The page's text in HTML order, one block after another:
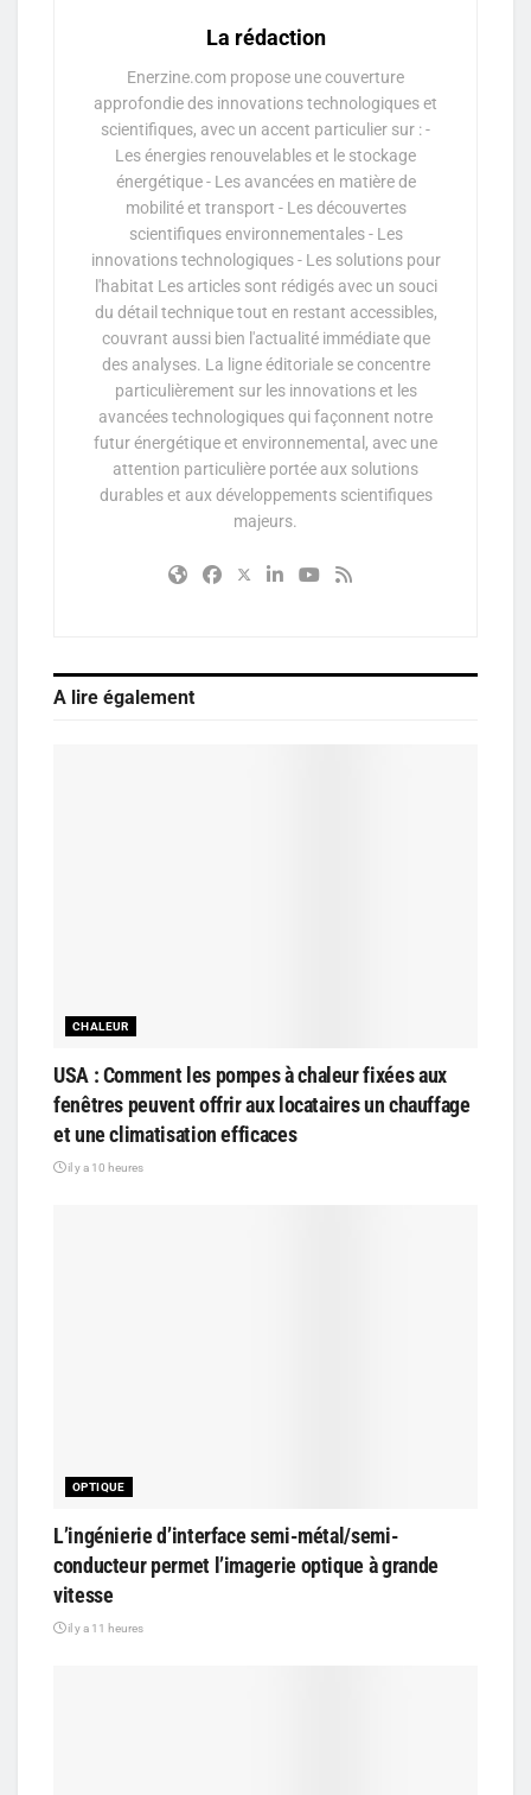
La rédaction
Enerzine.com propose une couverture
approfondie des innovations technologiques et
scientifiques, avec un accent particulier sur : -
Les énergies renouvelables et le stockage
énergétique - Les avancées en matière de
mobilité et transport - Les découvertes
scientifiques environnementales - Les
innovations technologiques - Les solutions pour
l'habitat Les articles sont rédigés avec un souci
du détail technique tout en restant accessibles,
couvrant aussi bien l'actualité immédiate que
des analyses. La ligne éditoriale se concentre
particulièrement sur les innovations et les
avancées technologiques qui façonnent notre
futur énergétique et environnemental, avec une
attention particulière portée aux solutions
durables et aux développements scientifiques
majeurs.
A lire également
CHALEUR
USA : Comment les pompes à chaleur fixées aux
fenêtres peuvent offrir aux locataires un chauffage
et une climatisation efficaces
il y a 10 heures
OPTIQUE
L’ingénierie d’interface semi-métal/semi-
conducteur permet l’imagerie optique à grande
vitesse
il y a 11 heures